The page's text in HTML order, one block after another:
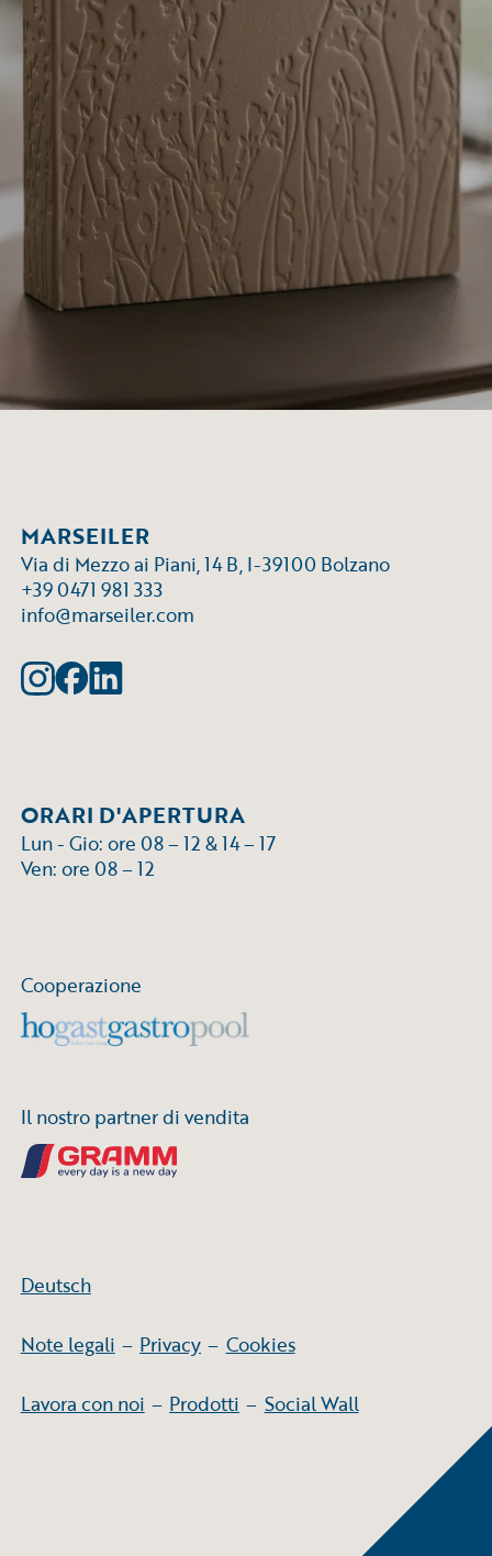
MARSEILER
Via di Mezzo ai Piani, 14 B, I-39100 Bolzano
+39 0471 981 333
info@marseiler.com
ORARI D'APERTURA
Lun - Gio: ore 08 – 12 & 14 – 17
Ven: ore 08 – 12
Cooperazione
Il nostro partner di vendita
Deutsch
Note legali – Privacy – Cookies
Lavora con noi – Prodotti – Social Wall